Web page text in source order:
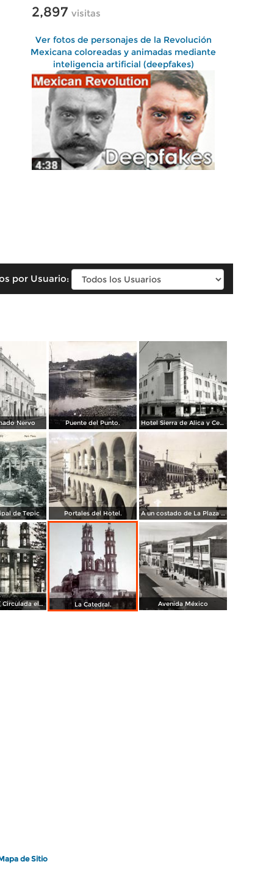
2,897 visitas
Ver fotos de personajes de la Revolución
Mexicana coloreadas y animadas mediante
inteligencia artificial (deepfakes)
por Usuario:
Nervo Puente del Punto. Hotel Sierra de Alica y Centro de costura Singer
de Tepic Portales del Hotel. A un costado de La Plaza principal.
La catedral. ( Circulada el 7 de Agosto de 1955 ). La Catedral. Avenida México
de Sitio